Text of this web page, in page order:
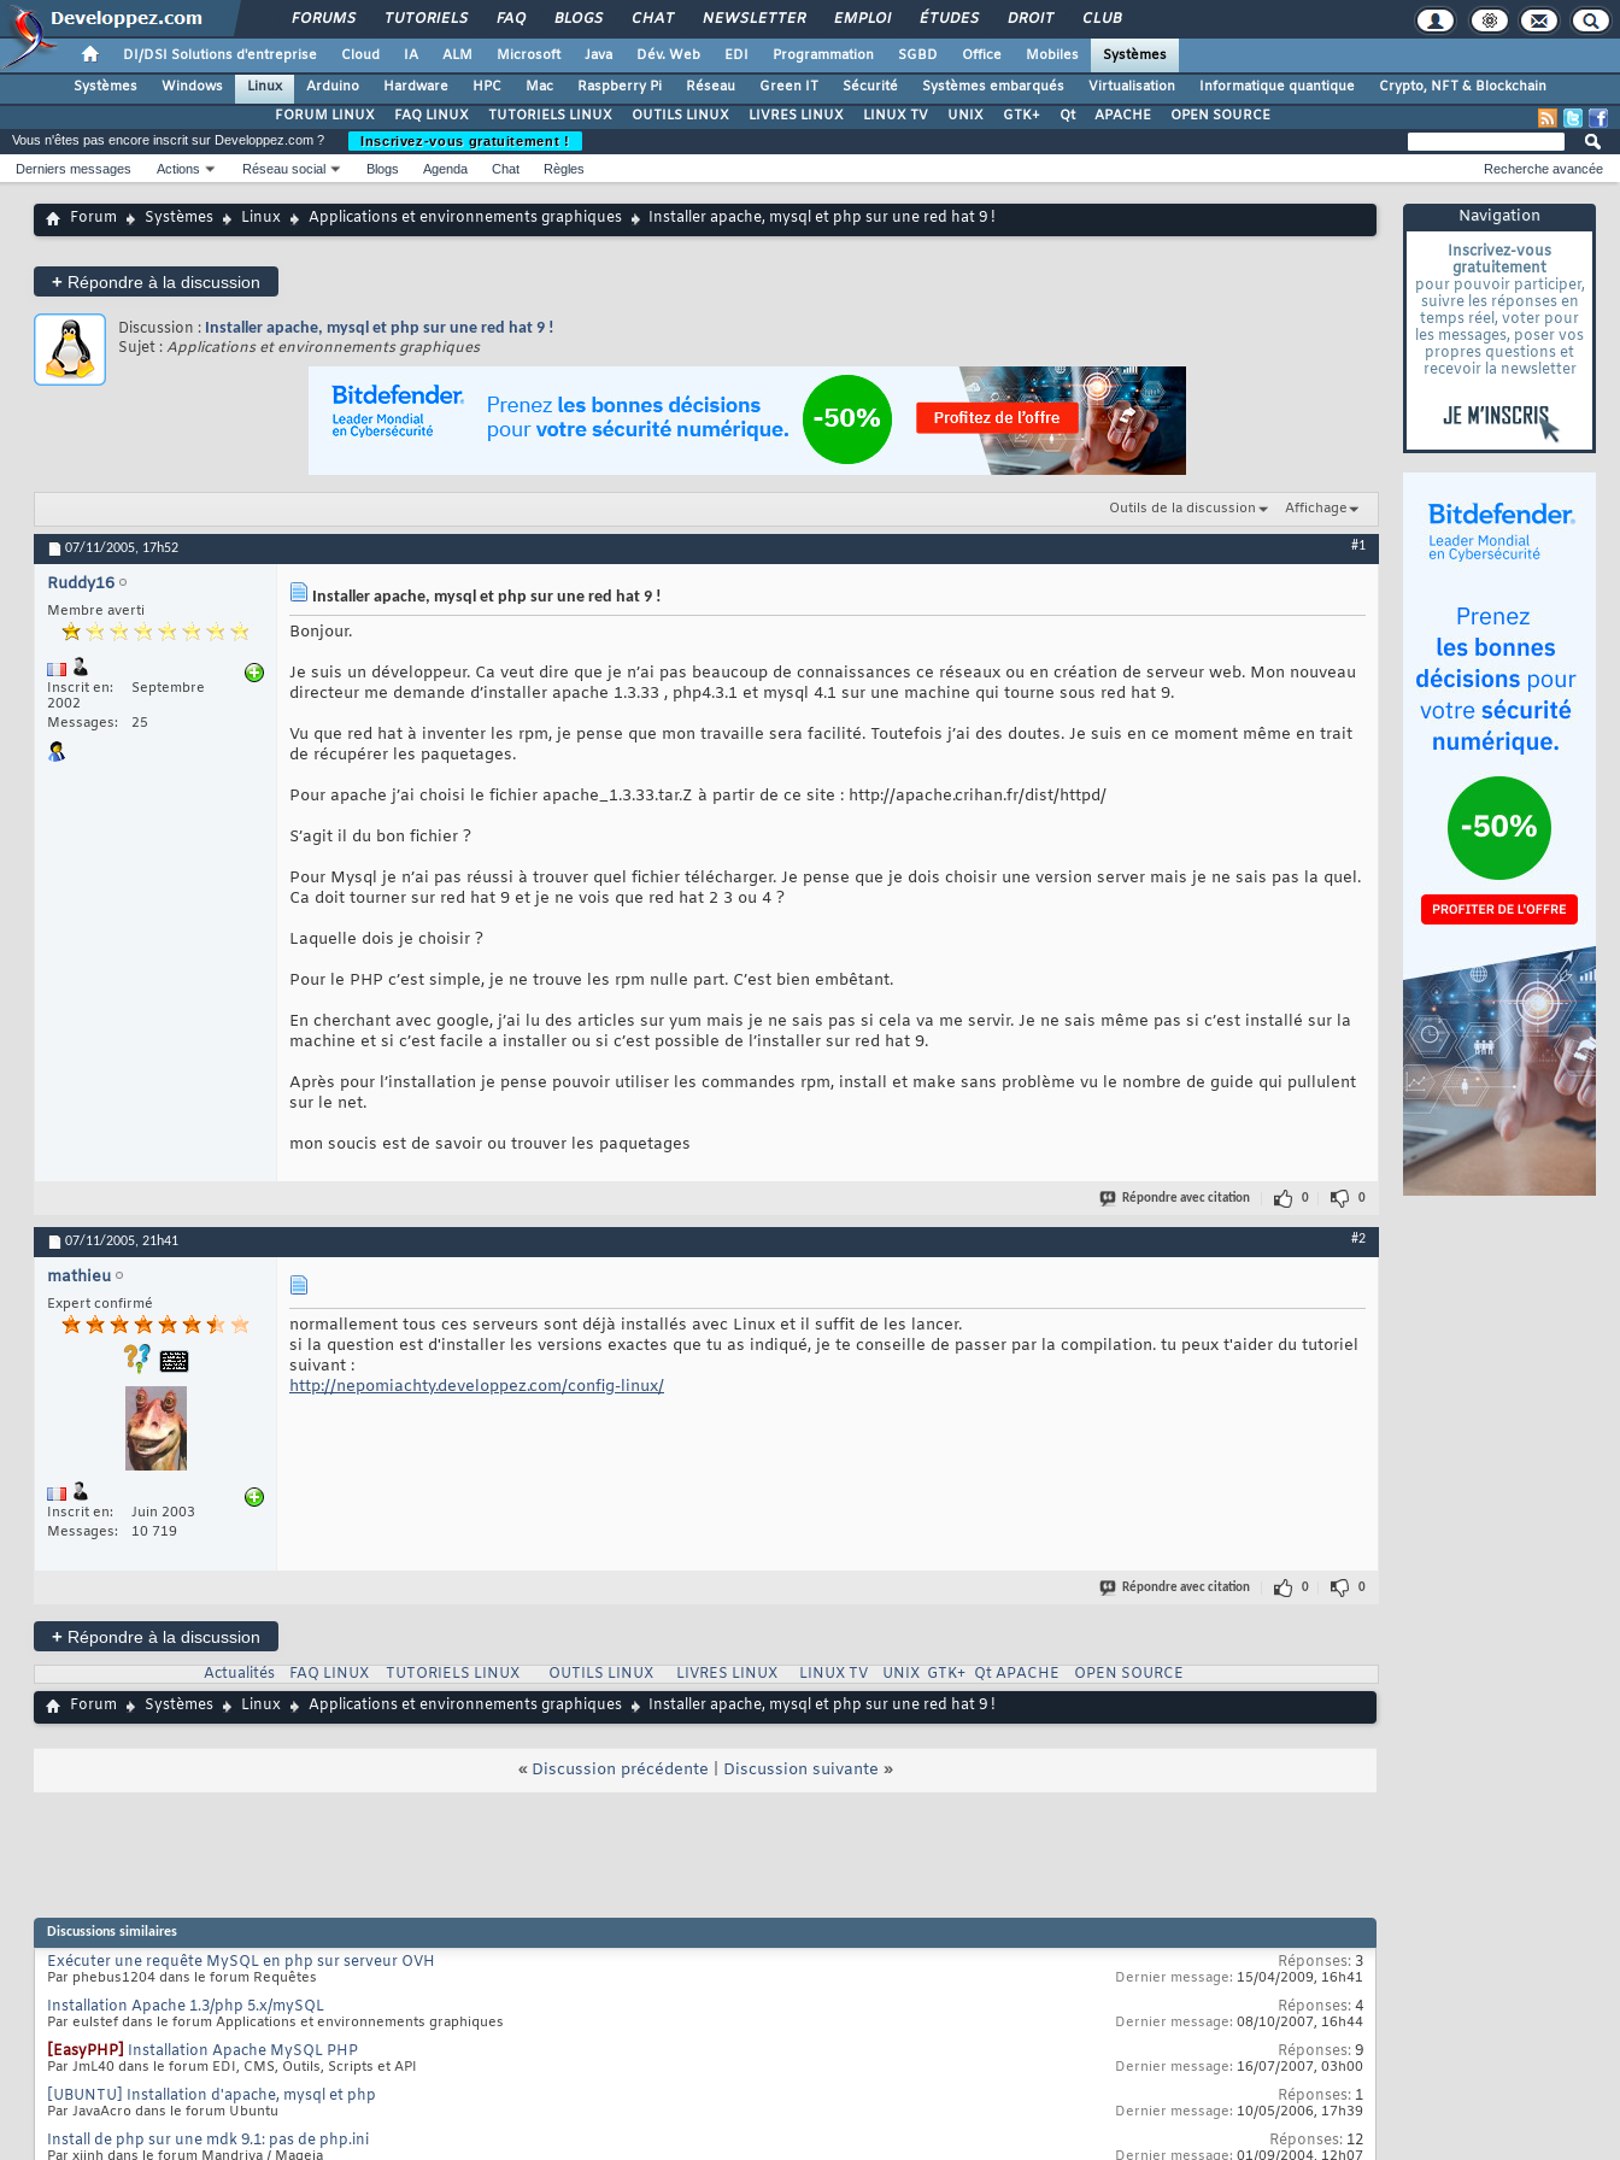
FORUMS TUTORIELS FAQ BLOGS CHAT NEWSLETTER EMPLOI ÉTUDES DROIT CLUB
DI/DSI Solutions d'entreprise Cloud IA ALM Microsoft Java Dév. Web EDI Programmation SGBD Office Mobiles
Systèmes
Systèmes
Windows Linux Arduino Hardware HPC Mac Raspberry Pi Réseau Green IT Sécurité Systèmes embarqués Virtualisation Informatique quantique
Crypto, NFT & Blockchain
FORUM LINUX
FAQ LINUX TUTORIELS LINUX OUTILS LINUX LIVRES LINUX LINUX TV UNIX GTK+ Qt APACHE OPEN SOURCE
Navigation
Inscrivez-vous
gratuitement
pour pouvoir participer,
suivre les réponses en
temps réel, voter pour
les messages, poser vos
propres questions et
recevoir la newsletter
Vous n'êtes pas encore inscrit sur Developpez.com ?
Inscrivez-vous gratuitement !
Derniers messages
Actions Réseau social Blogs Agenda Chat Règles Recherche avancée
Forum Systèmes Linux Applications et environnements graphiques Installer apache, mysql et php sur une red hat 9 !
+ Répondre à la discussion
Discussion : Installer apache, mysql et php sur une red hat 9 !
Sujet :Applications et environnements graphiques
Outils de la discussion Affichage
07/11/2005, 17h52 #1
Ruddy16
Membre averti
Inscrit en
Septembre
2002
Messages
25
Installer apache, mysql et php sur une red hat 9 !
Bonjour.
Je suis un développeur. Ca veut dire que je n’ai pas beaucoup de connaissances ce réseaux ou en création de serveur web. Mon nouveau
directeur me demande d’installer apache 1.3.33 , php4.3.1 et mysql 4.1 sur une machine qui tourne sous red hat 9.
Vu que red hat à inventer les rpm, je pense que mon travaille sera facilité. Toutefois j’ai des doutes. Je suis en ce moment même en trait
de récupérer les paquetages.
Pour apache j’ai choisi le fichier apache_1.3.33.tar.Z à partir de ce site : http://apache.crihan.fr/dist/httpd/
S’agit il du bon fichier ?
Pour Mysql je n’ai pas réussi à trouver quel fichier télécharger. Je pense que je dois choisir une version server mais je ne sais pas la quel.
Ca doit tourner sur red hat 9 et je ne vois que red hat 2 3 ou 4 ?
Laquelle dois je choisir ?
Pour le PHP c’est simple, je ne trouve les rpm nulle part. C’est bien embêtant.
En cherchant avec google, j’ai lu des articles sur yum mais je ne sais pas si cela va me servir. Je ne sais même pas si c’est installé sur la
machine et si c’est facile a installer ou si c’est possible de l’installer sur red hat 9.
Après pour l’installation je pense pouvoir utiliser les commandes rpm, install et make sans problème vu le nombre de guide qui pullulent
sur le net.
mon soucis est de savoir ou trouver les paquetages
Répondre avec citation 0 0
07/11/2005, 21h41 #2
mathieu
Expert confirmé
Inscrit en
Juin 2003
Messages
10 719
normallement tous ces serveurs sont déjà installés avec Linux et il suffit de les lancer.
si la question est d'installer les versions exactes que tu as indiqué, je te conseille de passer par la compilation. tu peux t'aider du tutoriel
suivant :
http://nepomiachty.developpez.com/config-linux/
Répondre avec citation 0 0
+ Répondre à la discussion
Actualités
FAQ LINUX TUTORIELS LINUX OUTILS LINUX LIVRES LINUX LINUX TV UNIX GTK+ Qt APACHE
OPEN SOURCE
Forum
Systèmes Linux Applications et environnements graphiques Installer apache, mysql et php sur une red hat 9 !
« Discussion précédente Discussion suivante »
Discussions similaires
Exécuter une requête MySQL en php sur serveur OVH
Par phebus1204 dans le forum Requêtes
Réponses: 3
Dernier message: 15/04/2009, 16h41
Installation Apache 1.3/php 5.x/mySQL
Par eulstef dans le forum Applications et environnements graphiques
Réponses:4
Dernier message: 08/10/2007, 16h44
[EasyPHP] Installation Apache MySQL PHP
Par JmL40 dans le forum EDI, CMS, Outils, Scripts et API
Réponses:9
Dernier message: 16/07/2007, 03h00
[UBUNTU] Installation d'apache, mysql et php
Par JavaAcro dans le forum Ubuntu
Réponses: 1
Dernier message: 10/05/2006, 17h39
Install de php sur une mdk 9.1: pas de php.ini Réponses: 12